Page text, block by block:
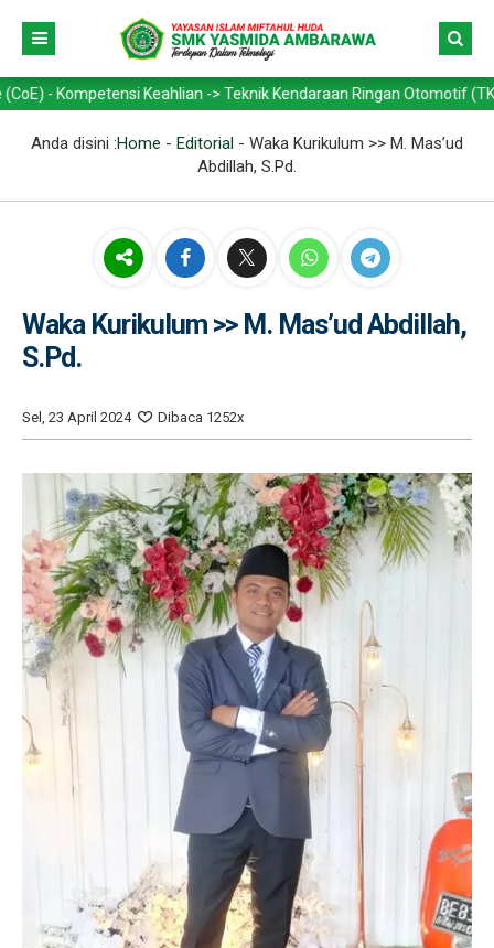
Keahlian -> Teknik Kendaraan Ringan Otomotif
Anda disini :Home - Editorial - Waka Kurikulum >> M. Mas’ud
Abdillah, S.Pd.
Waka Kurikulum >> M. Mas’ud Abdillah,
S.Pd.
Sel, 23 April 2024 Dibaca 1252x